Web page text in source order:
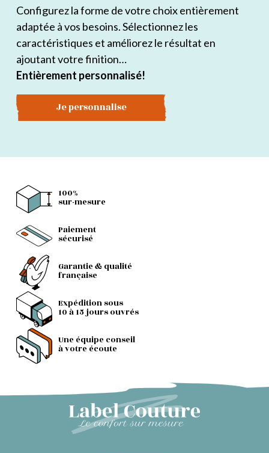
Configurez la forme de votre choix entièrement
adaptée à vos besoins. Sélectionnez les
caractéristiques et améliorez le résultat en
ajoutant votre finition…
Entièrement personnalisé!
Je personnalise
100%
sur-mesure
Paiement
sécurisé
Garantie & qualité
française
Expédition sous
10 à 15 jours ouvrés
Une équipe conseil
à votre écoute